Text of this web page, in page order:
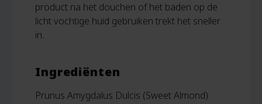
product na het douchen of het baden op de
licht vochtige huid gebruiken trekt het sneller
in.
Ingrediënten
Prunus Amygdalus Dulcis (Sweet Almond)